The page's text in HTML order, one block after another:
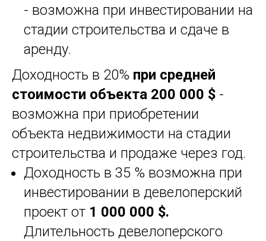
- возможна при инвестировании на
стадии строительства и сдаче в
аренду.
Доходность в 20% при средней
стоимости объекта 200 000 $ -
возможна при приобретении
объекта недвижимости на стадии
строительства и продаже через год.
Доходность в 35 % возможна при
инвестировании в девелоперский
проект от 1 000 000 $.
Длительность девелоперского